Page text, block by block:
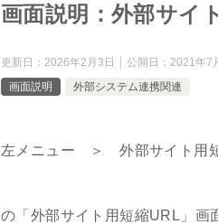
画面説明：外部サイ
更新日： 2026年2月3日 公開日： 2021年7
画面説明
外部システム連携関連
左メニュー ＞ 外部サイト用
の「外部サイト用短縮URL」画